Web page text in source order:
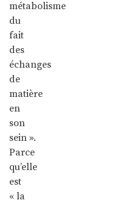
métabolisme
du
fait
des
échanges
de
matière
en
son
sein ».
Parce
qu’elle
est
« la